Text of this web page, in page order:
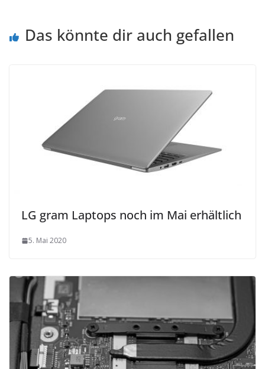
Das könnte dir auch gefallen
LG gram Laptops noch im Mai erhältlich
5. Mai 2020